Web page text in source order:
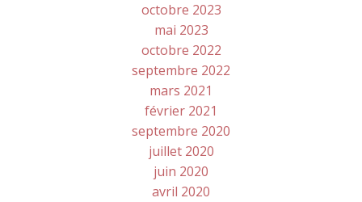
octobre 2023
mai 2023
octobre 2022
septembre 2022
mars 2021
février 2021
septembre 2020
juillet 2020
juin 2020
avril 2020